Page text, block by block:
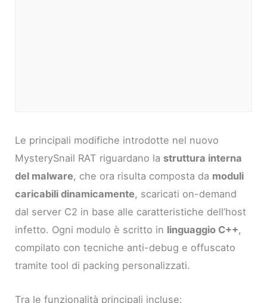
Le principali modifiche introdotte nel nuovo
MysterySnail RAT riguardano la struttura interna
del malware, che ora risulta composta da moduli
caricabili dinamicamente, scaricati on-demand
dal server C2 in base alle caratteristiche dell’host
infetto. Ogni modulo è scritto in linguaggio C++,
compilato con tecniche anti-debug e offuscato
tramite tool di packing personalizzati.
Tra le funzionalità principali incluse: